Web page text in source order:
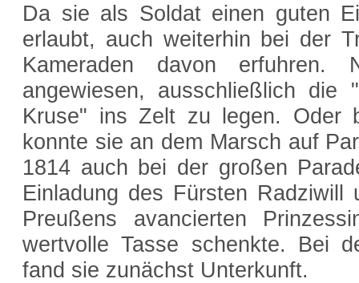
Da sie als Soldat einen guten
erlaubt, auch weiterhin bei der
Kameraden davon erfuhren.
angewiesen, ausschließlich die
Kruse" ins Zelt zu legen. Oder
konnte sie an dem Marsch auf
1814 auch bei der großen
Einladung des Fürsten
Preußens avancierten
wertvolle Tasse schenkte. Bei
fand sie zunächst Unterkunft.